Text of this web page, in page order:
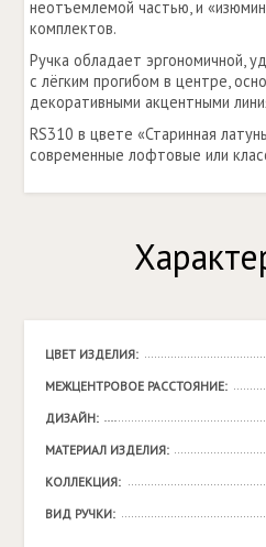
неотъемлемой частью, и
комплектов.
Ручка обладает эргономичной,
с лёгким прогибом в центре,
декоративными акцентными
RS310 в цвете «Старинная
современные лофтовые или
ЦВЕТ ИЗДЕЛИЯ:
МЕЖЦЕНТРОВОЕ РАССТОЯНИЕ:
ДИЗАЙН:
МАТЕРИАЛ ИЗДЕЛИЯ:
КОЛЛЕКЦИЯ:
ВИД РУЧКИ: